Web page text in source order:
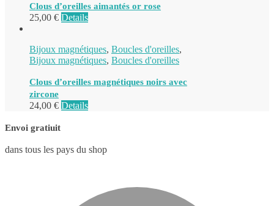
Clous d’oreilles aimantés or rose
25,00 € Details
Bijoux magnétiques, Boucles d'oreilles,
Bijoux magnétiques, Boucles d'oreilles
Clous d’oreilles magnétiques noirs avec
zircone
24,00 € Details
Envoi gratiuit
dans tous les pays du shop